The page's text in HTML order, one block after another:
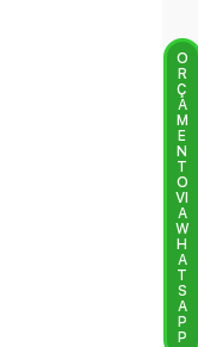
O
R
Ç
A
M
E
N
T
O
VI
A
W
H
A
T
S
A
P
P